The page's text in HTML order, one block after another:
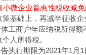
小微企业普惠性税收减
策基础上，再减半征收企
体工商户年应纳税所得
人所得税。
执行期限为2021年1月1